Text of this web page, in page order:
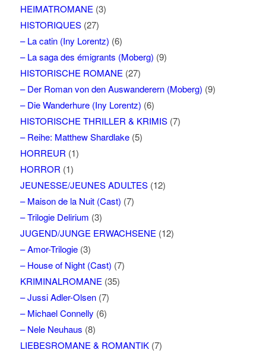
HEIMATROMANE(3)
HISTORIQUES(27)
– La catin (Iny Lorentz) (6)
– La saga des émigrants (Moberg) (9)
HISTORISCHE ROMANE(27)
– Der Roman von den Auswanderern (Moberg) (9)
– Die Wanderhure (Iny Lorentz) (6)
HISTORISCHE THRILLER & KRIMIS(7)
– Reihe: Matthew Shardlake(5)
HORREUR (1)
HORROR (1)
JEUNESSE/JEUNES ADULTES(12)
– Maison de la Nuit (Cast) (7)
– Trilogie Delirium (3)
JUGEND/JUNGE ERWACHSENE(12)
– Amor-Trilogie(3)
– House of Night (Cast) (7)
KRIMINALROMANE(35)
– Jussi Adler-Olsen(7)
– Michael Connelly (6)
– Nele Neuhaus (8)
LIEBESROMANE & ROMANTIK(7)